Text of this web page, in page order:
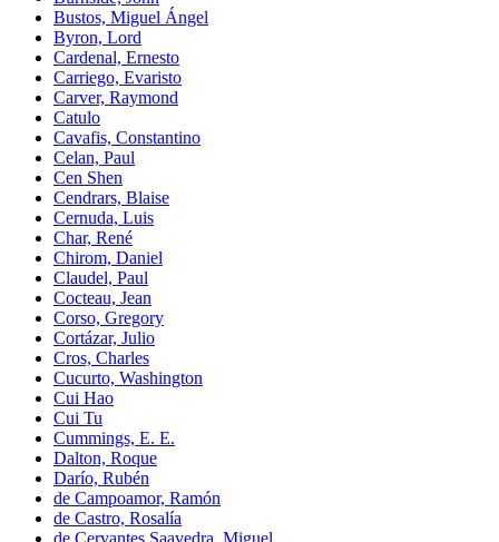
Bustos, Miguel Ángel
Byron, Lord
Cardenal, Ernesto
Carriego, Evaristo
Carver, Raymond
Catulo
Cavafis, Constantino
Celan, Paul
Cen Shen
Cendrars, Blaise
Cernuda, Luis
Char, René
Chirom, Daniel
Claudel, Paul
Cocteau, Jean
Corso, Gregory
Cortázar, Julio
Cros, Charles
Cucurto, Washington
Cui Hao
Cui Tu
Cummings, E. E.
Dalton, Roque
Darío, Rubén
de Campoamor, Ramón
de Castro, Rosalía
de Cervantes Saavedra, Miguel